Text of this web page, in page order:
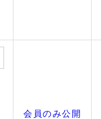
会員のみ公開